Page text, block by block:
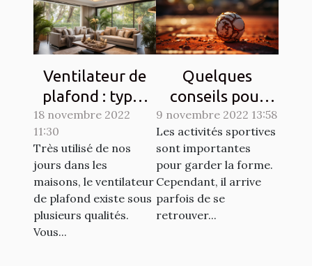
Ventilateur de
plafond : types
et qualités
18 novembre 2022
11:30
Très utilisé de nos
jours dans les
maisons, le ventilateur
de plafond existe sous
plusieurs qualités.
Vous...
Quelques
conseils pour
lutter contre les
courbatures
engendrées par
le sport
9 novembre 2022 13:58
Les activités sportives
sont importantes
pour garder la forme.
Cependant, il arrive
parfois de se
retrouver...